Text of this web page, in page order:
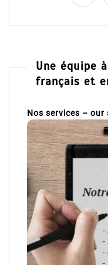
Une équipe
français et
Nos services – our